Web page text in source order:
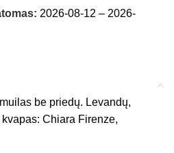
2026-08-12 – 2026-
be priedų. Levandų,
Chiara Firenze,